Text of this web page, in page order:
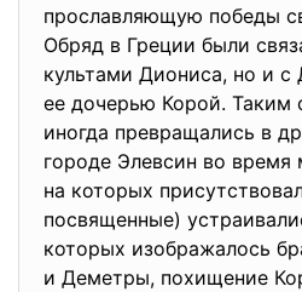
прославляющую победы
Обряд в Греции были
культами Диониса, но и
ее дочерью Корой. Таким
иногда превращались в
городе Элевсин во время
на которых
посвященные)
которых изображалось
и Деметры, похищение